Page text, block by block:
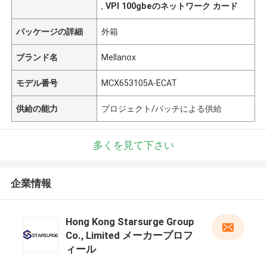
,VPI 100gbeのネットワーク カード
パッケージの詳細 外箱
ブランド名 Mellanox
モデル番号 MCX653105A-ECAT
供給の能力 プロジェクト/バッチによる供給
多くを見て下さい
企業情報
Hong Kong Starsurge Group
Co., Limited メーカープロフ
ィール